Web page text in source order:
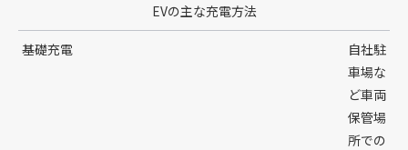
EVの主な充電方法
基礎充電
自社駐
車場な
ど車両
保管場
所での